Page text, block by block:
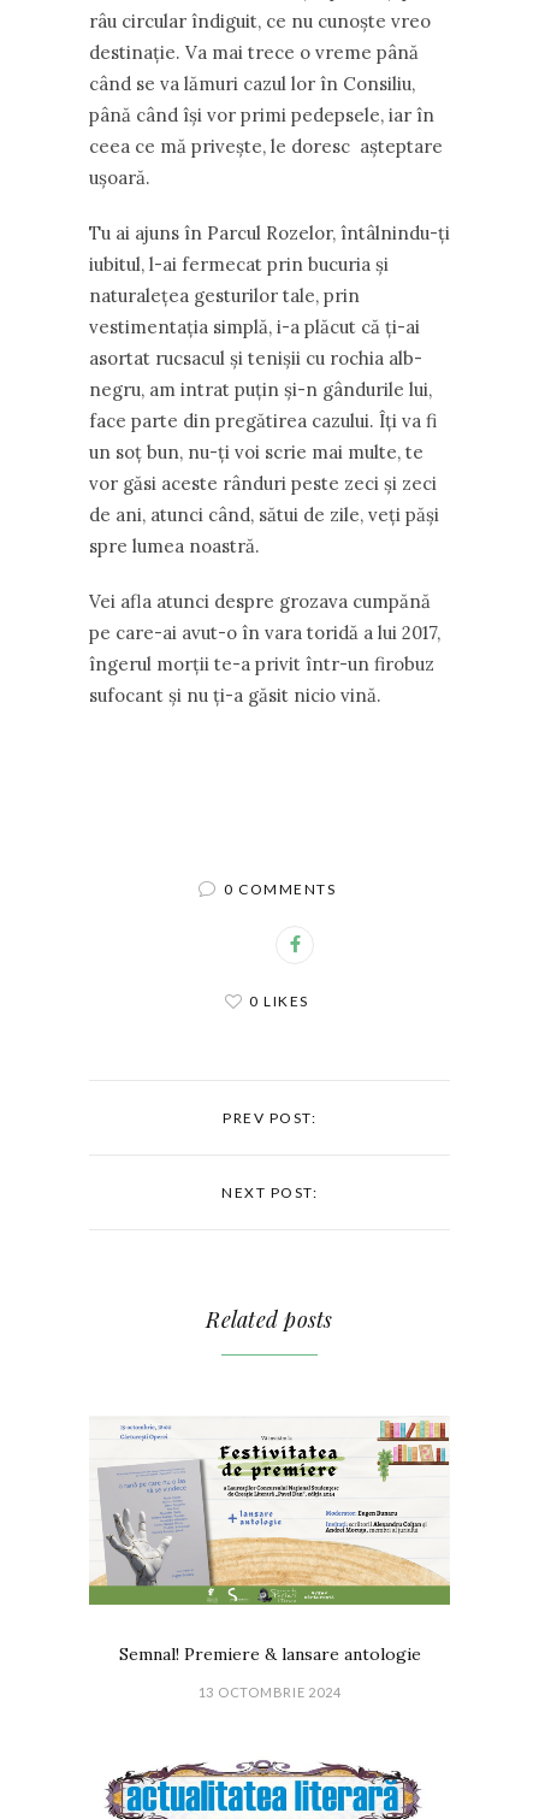
râu circular îndiguit, ce nu cunoște vreo
destinație. Va mai trece o vreme până
când se va lămuri cazul lor în Consiliu,
până când își vor primi pedepsele, iar în
ceea ce mă privește, le doresc așteptare
ușoară.
Tu ai ajuns în Parcul Rozelor, întâlnindu-ți
iubitul, l-ai fermecat prin bucuria şi
naturalețea gesturilor tale, prin
vestimentația simplă, i-a plăcut că ți-ai
asortat rucsacul și tenișii cu rochia alb-
negru, am intrat puțin și-n gândurile lui,
face parte din pregătirea cazului. Îți va fi
un soț bun, nu-ți voi scrie mai multe, te
vor găsi aceste rânduri peste zeci și zeci
de ani, atunci când, sătui de zile, veți păși
spre lumea noastră.
Vei afla atunci despre grozava cumpănă
pe care-ai avut-o în vara toridă a lui 2017,
îngerul morții te-a privit într-un firobuz
sufocant și nu ți-a găsit nicio vină.
0 COMMENTS
0 LIKES
PREV POST:
NEXT POST:
Related posts
Semnal! Premiere & lansare antologie
13 OCTOMBRIE 2024